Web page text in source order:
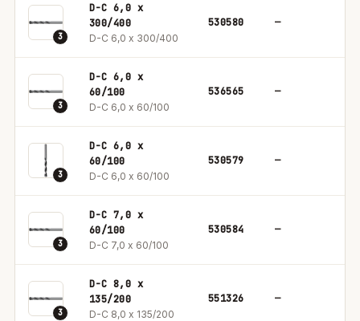
3
D-C 6,0 x
300/400
D-C 6,0 x 300/400
530580 —
3
D-C 6,0 x
60/100
D-C 6,0 x 60/100
536565 —
3
D-C 6,0 x
60/100
D-C 6,0 x 60/100
530579 —
3
D-C 7,0 x
60/100
D-C 7,0 x 60/100
530584 —
3
D-C 8,0 x
135/200
D-C 8,0 x 135/200
551326 —